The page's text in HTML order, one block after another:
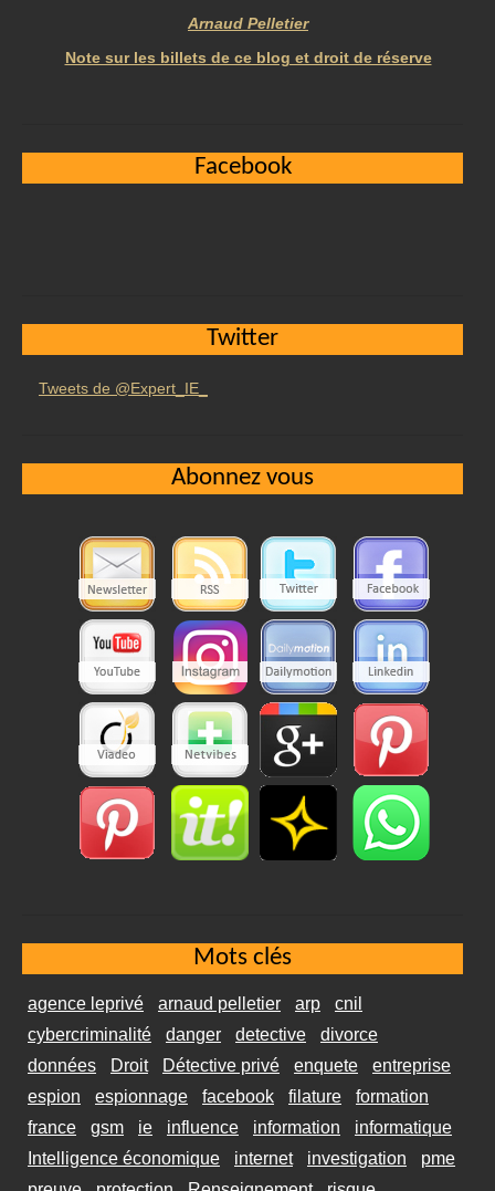
Arnaud Pelletier
Note sur les billets de ce blog et droit de réserve
Facebook
Twitter
Tweets de @Expert_IE_
Abonnez vous
Mots clés
agence leprivé arnaud pelletier arp
cnil
cybercriminalité
danger detective
divorce
données
Droit Détective privé enquete
entreprise
espion
espionnage facebook filature
formation
france
gsm ie influence information
informatique
Intelligence économique
internet investigation
pme